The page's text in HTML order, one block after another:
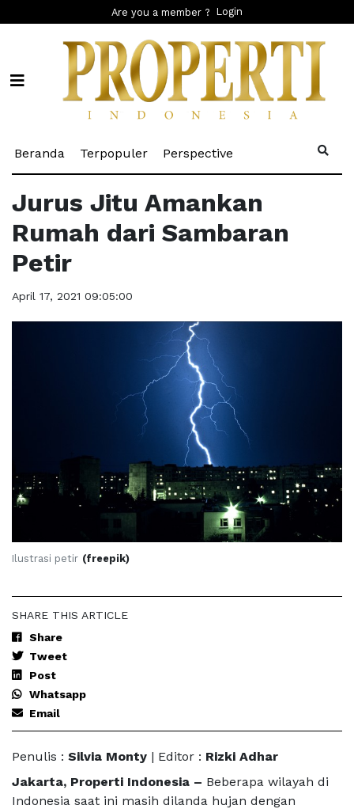
Are you a member ? Login
Beranda (current)
Terpopuler(current)
Perspective
Jurus Jitu Amankan
Rumah dari Sambaran
Petir
April 17, 2021 09:05:00
Ilustrasi petir (freepik)
SHARE THIS ARTICLE
Share
Tweet
Post
Whatsapp
Email
Penulis : Silvia Monty | Editor : Rizki Adhar
Jakarta, Properti Indonesia – Beberapa wilayah di
Indonesia saat ini masih dilanda hujan dengan